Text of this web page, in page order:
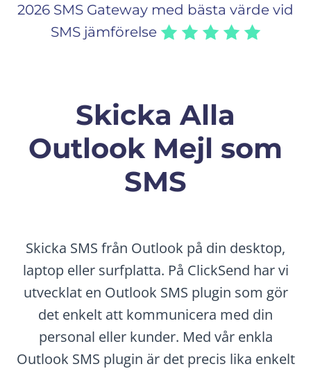
2026 SMS Gateway med bästa värde vid
SMS jämförelse
Skicka Alla
Outlook Mejl som
SMS
Skicka SMS från Outlook på din desktop,
laptop eller surfplatta. På ClickSend har vi
utvecklat en Outlook SMS plugin som gör
det enkelt att kommunicera med din
personal eller kunder. Med vår enkla
Outlook SMS plugin är det precis lika enkelt